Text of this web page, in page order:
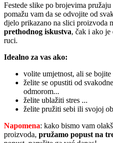
Festede slike po brojevima
pomažu vam da se odvojite od
djelo prikazano na slici proizvoda
prethodnog iskustva, čak i ako je
ruci.
Idealno za vas ako:
volite umjetnost, ali se bojite
želite se opustiti od
odmorom...
želite ublažiti stres ...
želite pružiti sebi ili svojoj
Napomena: kako bismo vam
proizvoda, pružamo popust na